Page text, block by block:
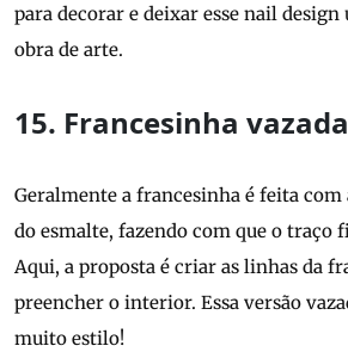
para decorar e deixar esse nail
obra de arte.
15. Francesinha vazada
Geralmente a francesinha é feita
do esmalte, fazendo com que o traço
Aqui, a proposta é criar as linhas da
preencher o interior. Essa versão
muito estilo!